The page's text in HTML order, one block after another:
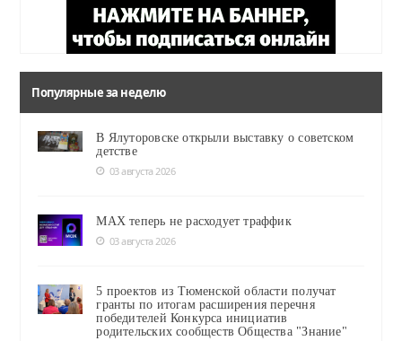
Популярные за неделю
В Ялуторовске открыли выставку о советском
детстве
03 августа 2026
MAX теперь не расходует траффик
03 августа 2026
5 проектов из Тюменской области получат
гранты по итогам расширения перечня
победителей Конкурса инициатив
родительских сообществ Общества "Знание"